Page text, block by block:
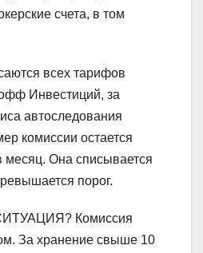
счета, в том
всех тарифов
Инвестиций, за
автоследования
комиссии остается
месяц. Она списывается
порог.
Комиссия
За хранение свыше 10